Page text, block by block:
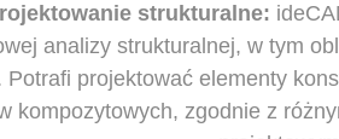
strukturalne:
analizy strukturalnej, w tym
Potrafi projektować elementy
kompozytowych, zgodnie z